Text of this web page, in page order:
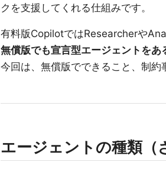
クを支援してくれる仕組みです。
有料版CopilotではResearcherや
無償版でも宣言型エージェントを
今回は、無償版でできること、制約
エージェントの種類（